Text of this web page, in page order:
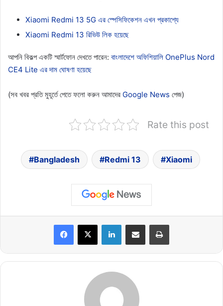
Xiaomi Redmi 13 5G এর স্পেসিফিকেশন এখন প্রকাশ্যে
Xiaomi Redmi 13 রিভিউ লিক হয়েছে
আপনি বিকল্প একটি স্মার্টফোন দেখতে পারেন: বাংলাদেশে অফিশিয়ালি OnePlus Nord
CE4 Lite এর দাম ঘোষণা হয়েছে
(সব খবর প্রতি মুহূর্তে পেতে ফলো করুন আমাদের Google News পেজ)
Rate this post
Bangladesh Redmi 13 Xiaomi